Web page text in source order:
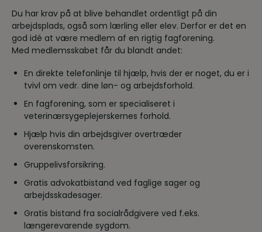
Du har krav på at blive behandlet ordentligt på din
arbejdsplads, også som lærling eller elev. Derfor er det en
god idé at være medlem af en rigtig fagforening.
Med medlemsskabet får du blandt andet:
En direkte telefonlinje til hjælp, hvis der er noget, du er i
tvivl om vedr. dine løn- og arbejdsforhold.
En fagforening, som er specialiseret i
veterinærsygeplejerskernes forhold.
Hjælp hvis din arbejdsgiver overtræder
overenskomsten.
Gruppelivsforsikring.
Gratis advokatbistand ved faglige sager og
arbejdsskadesager.
Gratis bistand fra socialrådgivere ved f.eks.
længerevarende sygdom.